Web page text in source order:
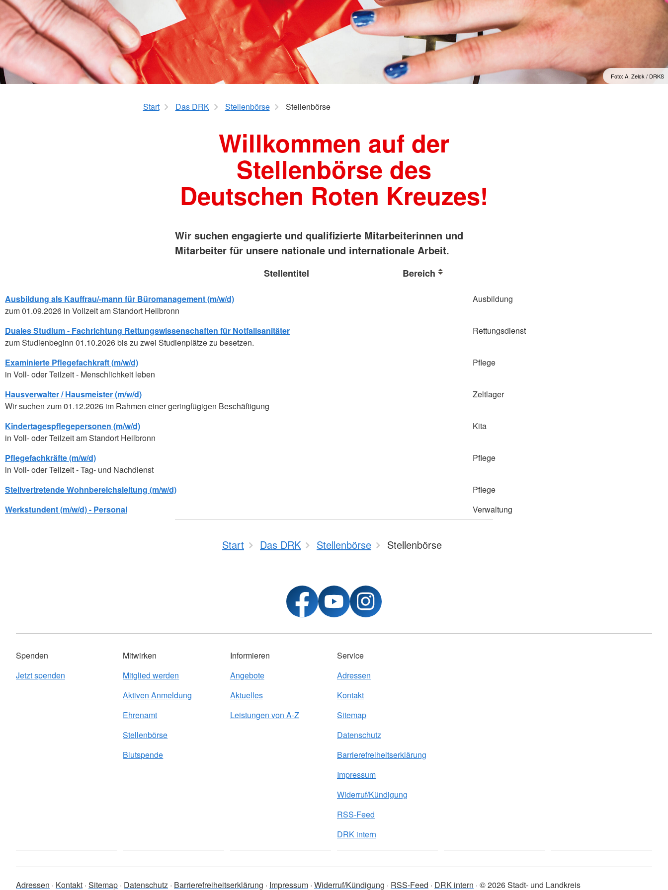
Krankentransport
Gesundheitsprogramme
Rotkreuzdose
Glücksbringer
Jugendrotkreuz
Spenden
Psychosoziale Notfallversorgung
Rettungsdienst
Sanitätsdienst (SD)
Rotkreuzdose
Foto: A. Zelck / DRKS
Start Das DRK Stellenbörse Stellenbörse
Willkommen auf der
Stellenbörse des
Deutschen Roten Kreuzes!
Wir suchen engagierte und qualifizierte Mitarbeiterinnen und
Mitarbeiter für unsere nationale und internationale Arbeit.
Stellentitel Bereich
Ausbildung als Kauffrau/-mann für Büromanagement (m/w/d)
zum 01.09.2026 in Vollzeit am Standort Heilbronn
Ausbildung
Duales Studium - Fachrichtung Rettungswissenschaften für Notfallsanitäter
zum Studienbeginn 01.10.2026 bis zu zwei Studienplätze zu besetzen.
Rettungsdienst
Examinierte Pflegefachkraft (m/w/d)
in Voll- oder Teilzeit - Menschlichkeit leben
Pflege
Hausverwalter / Hausmeister (m/w/d)
Wir suchen zum 01.12.2026 im Rahmen einer geringfügigen Beschäftigung
Zeltlager
Kindertagespflegepersonen (m/w/d)
in Voll- oder Teilzeit am Standort Heilbronn
Kita
Pflegefachkräfte (m/w/d)
in Voll- oder Teilzeit - Tag- und Nachdienst
Pflege
Stellvertretende Wohnbereichsleitung (m/w/d)
Pflege
Werkstundent (m/w/d) - Personal
Verwaltung
Start Das DRK Stellenbörse Stellenbörse
Spenden
Jetzt spenden
Mitwirken
Mitglied werden
Aktiven Anmeldung
Ehrenamt
Stellenbörse
Blutspende
Informieren
Angebote
Aktuelles
Leistungen von A-Z
Service
Adressen
Kontakt
Sitemap
Datenschutz
Barrierefreiheitserklärung
Impressum
Widerruf/Kündigung
RSS-Feed
DRK intern
Adressen Kontakt Sitemap Datenschutz Barrierefreiheitserklärung Impressum Widerruf/Kündigung RSS-Feed DRK intern © 2026 Stadt- und Landkreis